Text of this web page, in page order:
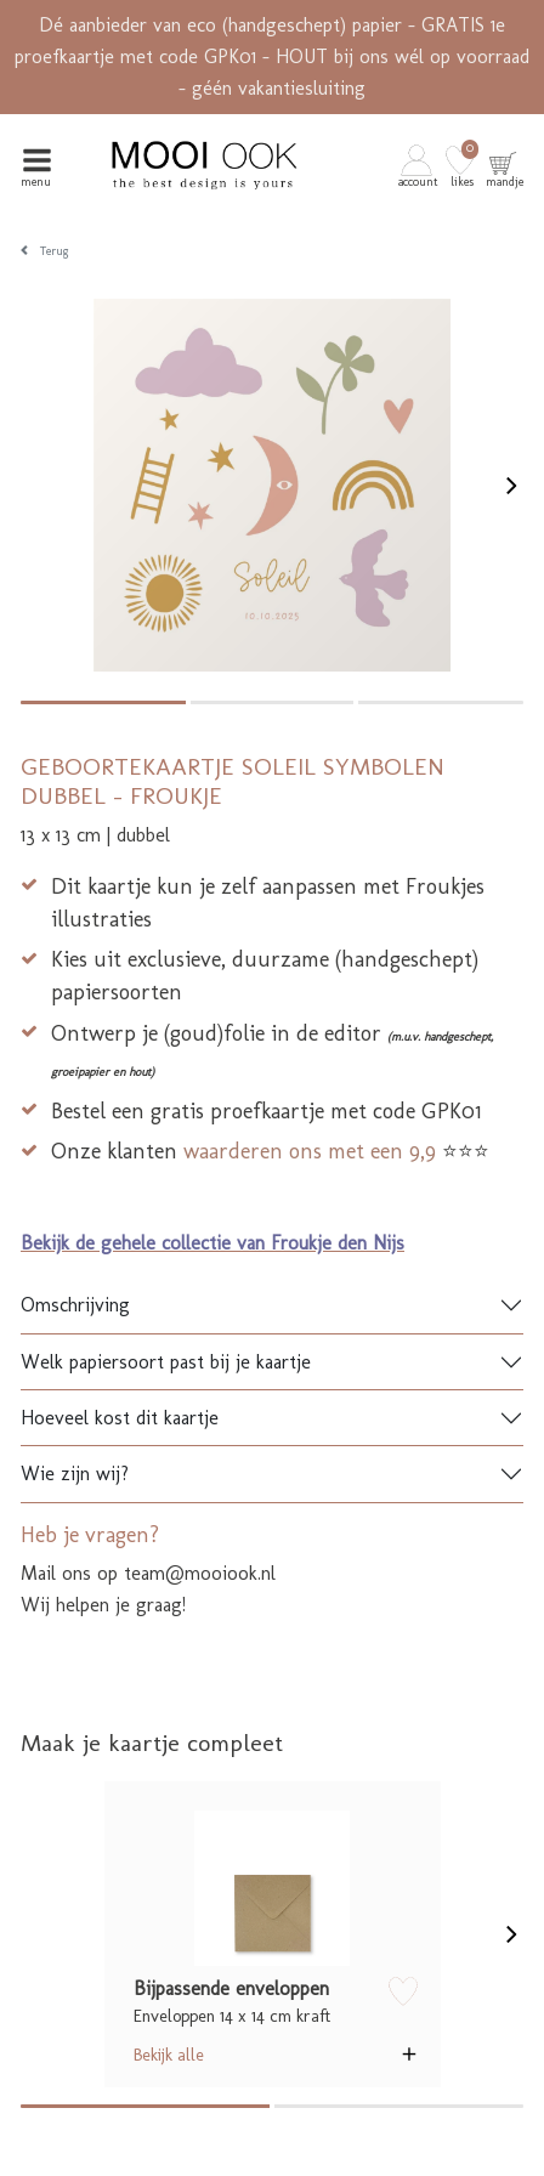
Dé aanbieder van eco (handgeschept) papier - GRATIS 1e
proefkaartje met code GPK01 - HOUT bij ons wél op voorraad
- géén vakantiesluiting
menu account likes
0
mandje
Terug
GEBOORTEKAARTJE SOLEIL SYMBOLEN
DUBBEL - FROUKJE
13 x 13 cm | dubbel
Dit kaartje kun je zelf aanpassen met Froukjes
illustraties
Kies uit exclusieve, duurzame (handgeschept)
papiersoorten
Ontwerp je (goud)folie in de editor (m.u.v. handgeschept,
groeipapier en hout)
Bestel een gratis proefkaartje met code GPK01
Onze klanten waarderen ons met een 9,9 ⭐⭐⭐
Bekijk de gehele collectie van Froukje den Nijs
Omschrijving
Welk papiersoort past bij je kaartje
Hoeveel kost dit kaartje
Wie zijn wij?
Heb je vragen?
Mail ons op team@mooiook.nl
Wij helpen je graag!
Maak je kaartje compleet
Bijpassende enveloppen
Enveloppen 14 x 14 cm kraft
Bekijk alle